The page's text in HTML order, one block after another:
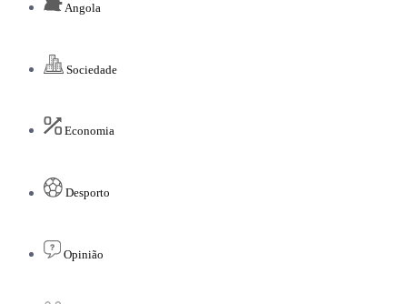
Angola
Sociedade
Economia
Desporto
Opinião